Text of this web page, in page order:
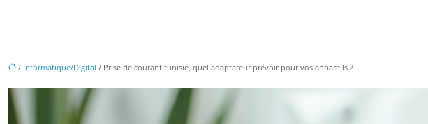
/ Informatique/Digital / Prise de courant tunisie, quel adaptateur prévoir pour vos appareils ?